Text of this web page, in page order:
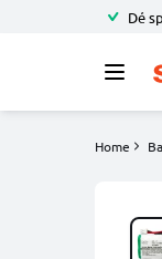
Dé
Home